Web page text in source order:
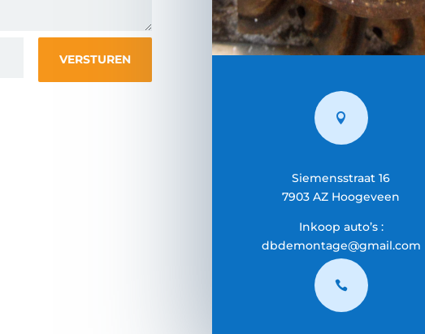
VERSTUREN

Siemensstraat 16
7903 AZ Hoogeveen
Inkoop auto’s :
dbdemontage@gmail.com
